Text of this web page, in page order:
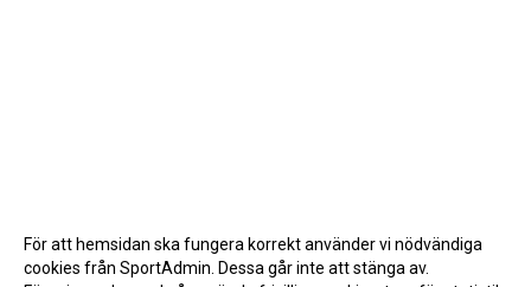
För att hemsidan ska fungera korrekt använder vi nödvändiga
cookies från SportAdmin. Dessa går inte att stänga av.